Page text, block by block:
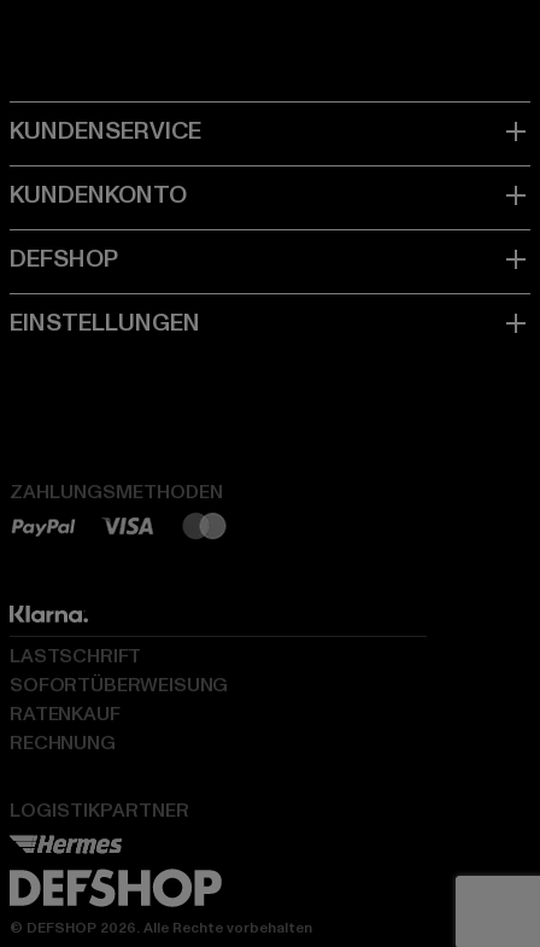
ZAHLUNGSMETHODEN
LOGISTIKPARTNER
LASTSCHRIFT
SOFORTÜBERWEISUNG
RATENKAUF
RECHNUNG
© DEFSHOP 2026. Alle Rechte vorbehalten